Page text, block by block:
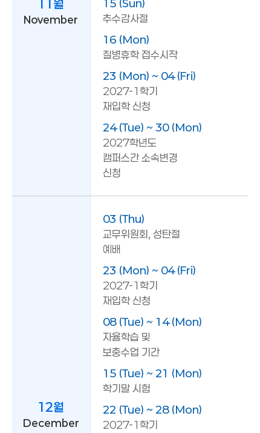
11월
November
15 (Sun)
추수감사절
16 (Mon)
질병휴학 접수시작
23 (Mon) ~ 04 (Fri)
2027-1학기
재입학 신청
24 (Tue) ~ 30 (Mon)
2027학년도
캠퍼스간 소속변경
신청
12월
December
03 (Thu)
교무위원회, 성탄절
예배
23 (Mon) ~ 04 (Fri)
2027-1학기
재입학 신청
08 (Tue) ~ 14 (Mon)
자율학습 및
보충수업 기간
15 (Tue) ~ 21 (Mon)
학기말 시험
22 (Tue) ~ 28 (Mon)
2027-1학기